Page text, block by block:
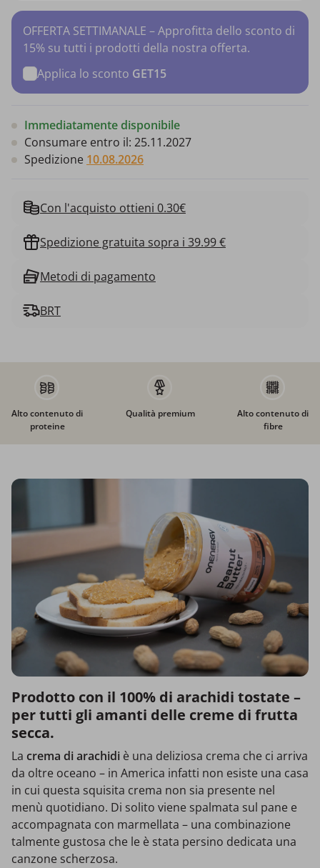
OFFERTA SETTIMANALE – Approfitta dello sconto di
15% su tutti i prodotti della nostra offerta.
Applica lo sconto GET15
Immediatamente disponibile
Consumare entro il: 25.11.2027
Spedizione 10.08.2026
Con l'acquisto ottieni 0.30€
Spedizione gratuita sopra i 39.99 €
Metodi di pagamento
BRT
Alto contenuto di
proteine
Qualità premium
Alto contenuto di
fibre
Prodotto con il 100% di arachidi tostate –
per tutti gli amanti delle creme di frutta
secca.
La crema di arachidi è una deliziosa crema che ci arriva
da oltre oceano – in America infatti non esiste una casa
in cui questa squisita crema non sia presente nel
menù quotidiano. Di solito viene spalmata sul pane e
accompagnata con marmellata – una combinazione
talmente gustosa che le è stata persino dedicata una
canzone scherzosa.